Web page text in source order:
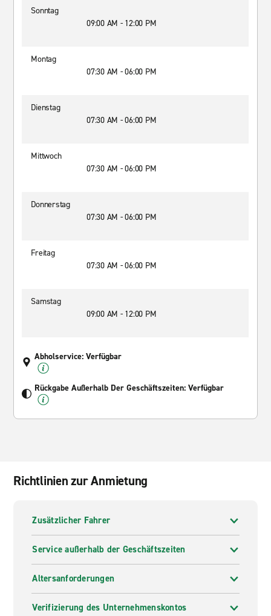
Sonntag
09:00 AM - 12:00 PM
Montag
07:30 AM - 06:00 PM
Dienstag
07:30 AM - 06:00 PM
Mittwoch
07:30 AM - 06:00 PM
Donnerstag
07:30 AM - 06:00 PM
Freitag
07:30 AM - 06:00 PM
Samstag
09:00 AM - 12:00 PM
Abholservice: Verfügbar
Rückgabe Außerhalb Der Geschäftszeiten: Verfügbar
Richtlinien zur Anmietung
Zusätzlicher Fahrer
Service außerhalb der Geschäftszeiten
Altersanforderungen
Verifizierung des Unternehmenskontos